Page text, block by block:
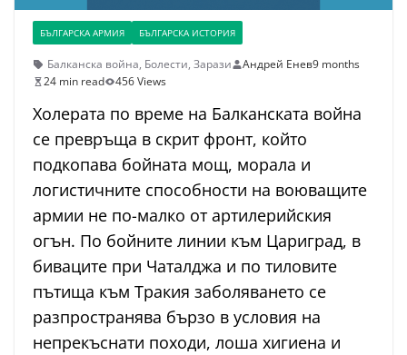
БЪЛГАРСКА АРМИЯ БЪЛГАРСКА ИСТОРИЯ
Балканска война, Болести, Зарази Андрей Енев9 months
24 min read
456 Views
Холерата по време на Балканската война
се превръща в скрит фронт, който
подкопава бойната мощ, морала и
логистичните способности на воюващите
армии не по-малко от артилерийския
огън. По бойните линии към Цариград, в
биваците при Чаталджа и по тиловите
пътища към Тракия заболяването се
разпространява бързо в условия на
непрекъснати походи, лоша хигиена и